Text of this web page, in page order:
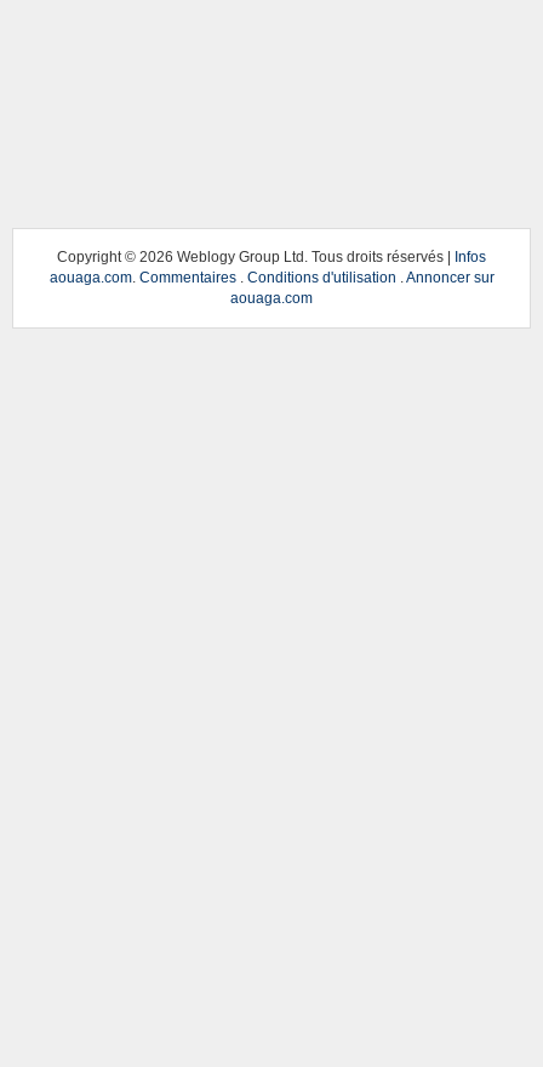
Copyright © 2026 Weblogy Group Ltd. Tous droits réservés | Infos
aouaga.com. Commentaires. Conditions d'utilisation
Annoncer sur
aouaga.com